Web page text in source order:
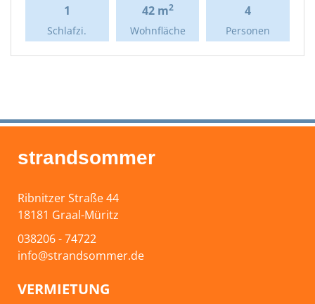
1
Schlafzi.
42 m2
Wohnfläche
4
Personen
strandsommer
Ribnitzer Straße 44
18181 Graal-Müritz
038206 - 74722
info@strandsommer.de
VERMIETUNG